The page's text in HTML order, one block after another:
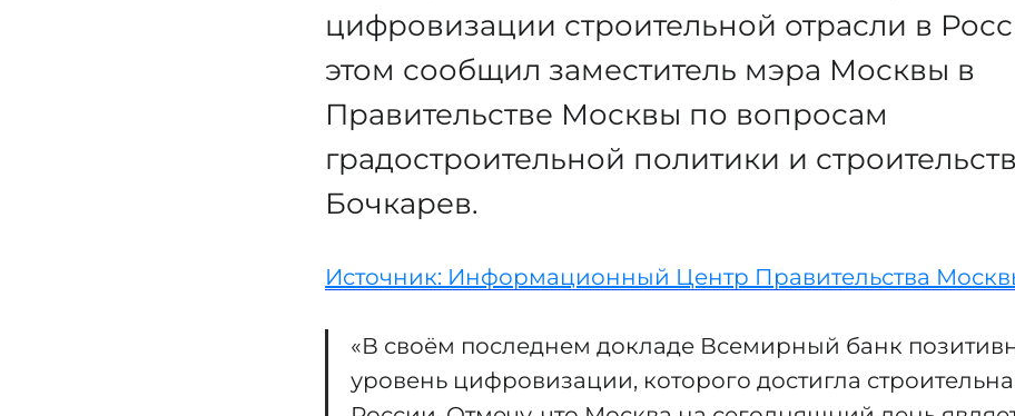
цифровизации строительной отрасли в
этом сообщил заместитель мэра Москвы в
Правительстве Москвы по вопросам
градостроительной политики и
Бочкарев.
Источник: Информационный Центр Правительства
«В своём последнем докладе Всемирный банк
уровень цифровизации, которого достигла